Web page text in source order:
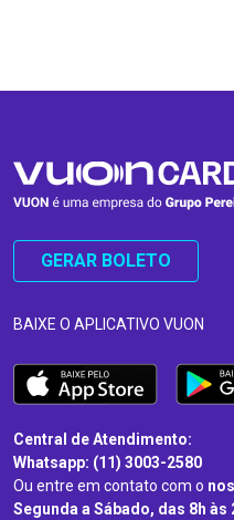
GERAR BOLETO
BAIXE O APLICATIVO VUON
Central de Atendimento:
Whatsapp: (11) 3003-2580
Ou entre em contato com o
Segunda a Sábado, das 8h às